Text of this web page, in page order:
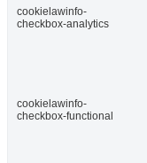
cookielawinfo-
checkbox-analytics
cookielawinfo-
checkbox-functional